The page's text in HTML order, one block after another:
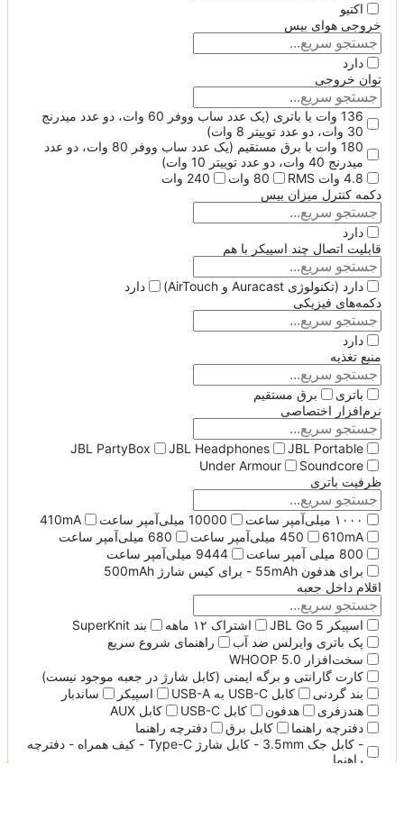
اکتیو
خروجی هوای بیس
دارد
توان خروجی
136 وات با باتری (یک عدد ساب ووفر 60 وات، دو عدد میدرنج
30 وات، دو عدد توییتر 8 وات)
180 وات با برق مستقیم (یک عدد ساب ووفر 80 وات، دو عدد
میدرنج 40 وات، دو عدد توییتر 10 وات)
4.8 وات RMS
80 وات
240 وات
دکمه کنترل میزان بیس
دارد
قابلیت اتصال چند اسپیکر با هم
دارد (تکنولوژی Auracast و AirTouch)
دارد
دکمه‌های فیزیکی
دارد
منبع تغذیه
باتری
برق مستقیم
نرم‌افزار اختصاصی
JBL Portable
JBL Headphones
JBL PartyBox
Soundcore
Under Armour
ظرفیت باتری
۱۰۰۰ میلی‌آمپر ساعت 10000 میلی‌آمپر ساعت
410mA
610mA
450 میلی‌آمپر ساعت
680 میلی‌آمپر ساعت
800 میلی آمپر ساعت
9444 میلی‌آمپر ساعت
برای هدفون 55mAh - برای کیس شارژ 500mAh
اقلام داخل جعبه
اسپیکر JBL Go 5 اشتراک ۱۲ ماهه
بند SuperKnit
پک باتری وایرلس ضد آب
راهنمای شروع سریع
سخت‌افزار WHOOP 5.0
کارت گارانتی و برگه ایمنی (کابل شارژ در جعبه موجود نیست)
بند گردنی
کابل USB-C به USB-A اسپیکر
ساندبار
هندزفری
هدفون کابل USB-C
کابل AUX
دفترچه راهنما
کابل برق
دفترچه راهنما
- کابل جک 3.5mm - کابل شارژ Type-C - کیف همراه - دفترچه
راهنما